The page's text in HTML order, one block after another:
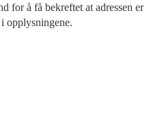
for å få bekreftet at adressen er
opplysningene.